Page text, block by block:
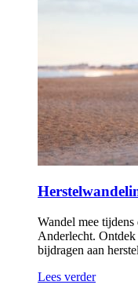
Wandel mee
Anderlecht.
bijdragen aan
Lees verder